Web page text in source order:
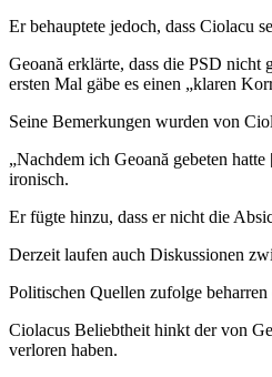
Er behauptete jedoch, dass Ciolacu
Geoană erklärte, dass die PSD
ersten Mal gäbe es einen „klaren
Seine Bemerkungen wurden von
„Nachdem ich Geoană gebeten
ironisch.
Er fügte hinzu, dass er nicht die
Derzeit laufen auch Diskussionen
Politischen Quellen zufolge
Ciolacus Beliebtheit hinkt der von
verloren haben.